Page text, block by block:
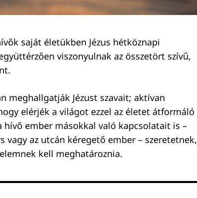
saját életükben Jézus hétköznapi
viszonyulnak az összetört szívű,
meghallgatják Jézust szavait; aktívan
elérjék a világot ezzel az életet átformáló
hívő ember másokkal való kapcsolatait is –
vagy az utcán kéregető ember – szeretetnek,
kell meghatároznia.